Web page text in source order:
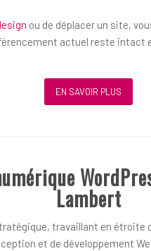
ou de déplacer un site,
actuel reste
EN SAVOIR PLUS
Lambert
travaillant en étroite
et de développement